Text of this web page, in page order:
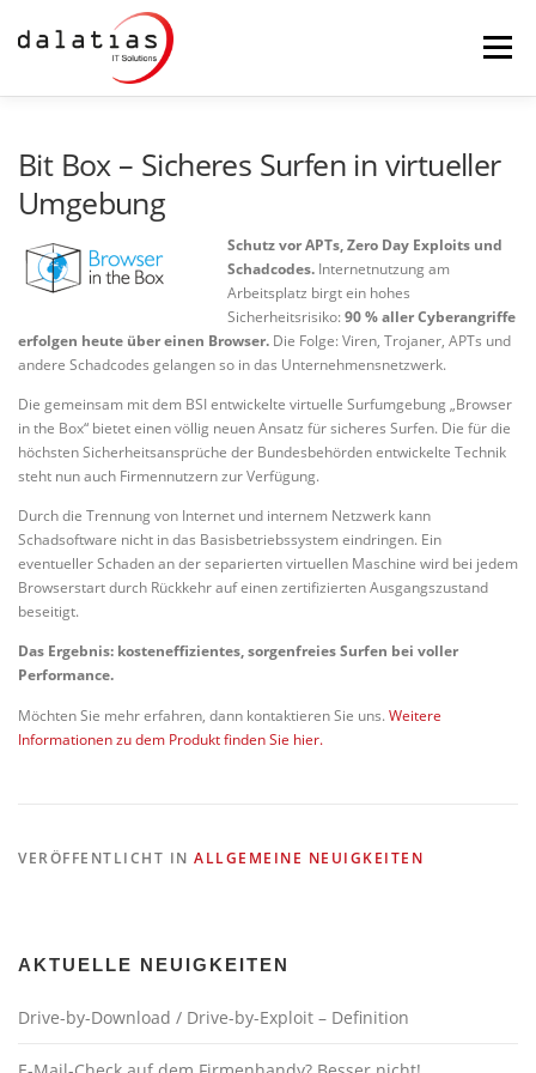
Inhalt
Menü
MAILSERVER BACKUP PRODUKTE
SERVICE FERNWARTUNG
Bit Box – Sicheres Surfen in virtueller
Umgebung
Schutz vor APTs, Zero Day Exploits und
Schadcodes. Internetnutzung am
Arbeitsplatz birgt ein hohes
Sicherheitsrisiko:90 % aller Cyberangriffe
erfolgen heute über einen Browser. Die Folge: Viren, Trojaner, APTs und
andere Schadcodes gelangen so in das Unternehmensnetzwerk.
Die gemeinsam mit dem BSI entwickelte virtuelle Surfumgebung „Browser
in the Box“ bietet einen völlig neuen Ansatz für sicheres Surfen. Die für die
höchsten Sicherheitsansprüche der Bundesbehörden entwickelte Technik
steht nun auch Firmennutzern zur Verfügung.
Durch die Trennung von Internet und internem Netzwerk kann
Schadsoftware nicht in das Basisbetriebssystem eindringen. Ein
eventueller Schaden an der separierten virtuellen Maschine wird bei jedem
Browserstart durch Rückkehr auf einen zertifizierten Ausgangszustand
beseitigt.
Das Ergebnis: kosteneffizientes, sorgenfreies Surfen bei voller
Performance.
Möchten Sie mehr erfahren, dann kontaktieren Sie uns. Weitere
Informationen zu dem Produkt finden Sie hier.
VERÖFFENTLICHT IN ALLGEMEINE NEUIGKEITEN
AKTUELLE NEUIGKEITEN
Drive-by-Download / Drive-by-Exploit – Definition